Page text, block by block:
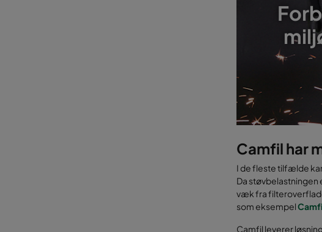
Camfil har
I de fleste tilfælde
Da
væk fra
som eksempel
Camfil leverer